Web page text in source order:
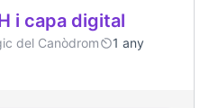
i capa digital
del Canòdrom
1 any